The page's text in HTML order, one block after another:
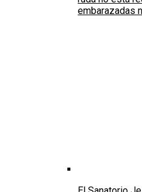
embarazadas